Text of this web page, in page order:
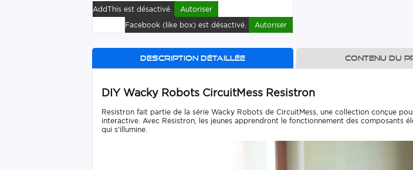
AddThis est désactivé.
Autoriser
Facebook (like box) est désactivé.
Autoriser
Description détaillée Contenu du
DIY Wacky Robots CircuitMess Resistron
Resistron fait partie de la série Wacky Robots de CircuitMess, une collection conçue
interactive. Avec Resistron, les jeunes apprendront le fonctionnement des composants
qui s'illumine.